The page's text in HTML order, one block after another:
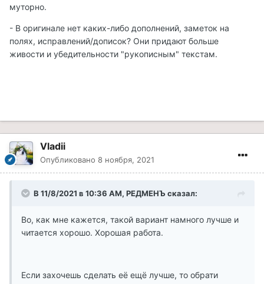
муторно.
- В оригинале нет каких-либо дополнений, заметок на
полях, исправлений/дописок? Они придают больше
живости и убедительности "рукописным" текстам.
Vladii
Опубликовано 8 ноября, 2021
В 11/8/2021 в 10:36 AM, РЕДМЕНЪ сказал:
Во, как мне кажется, такой вариант намного лучше и
читается хорошо. Хорошая работа.
Если захочешь сделать её ещё лучше, то обрати